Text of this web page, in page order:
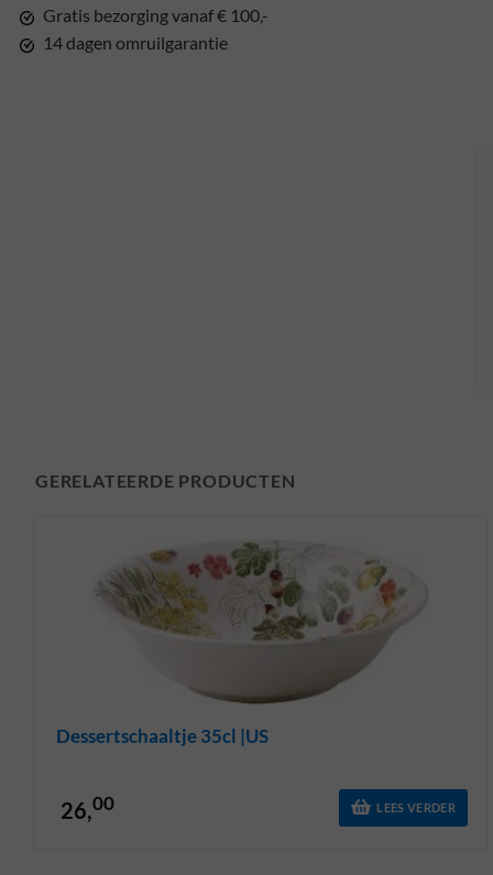
Gratis bezorging vanaf € 100,-
14 dagen omruilgarantie
GERELATEERDE PRODUCTEN
Dessertschaaltje 35cl |US
26,00 LEES VERDER